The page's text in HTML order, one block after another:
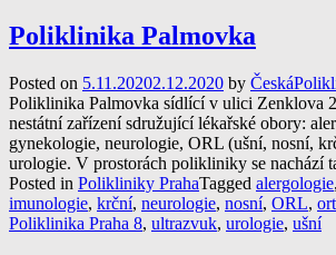
Poliklinika Palmovka
Posted on 5.11.20202.12.2020 by
Poliklinika Palmovka sídlící v ulici Zenklova
nestátní zařízení sdružující lékařské obory:
gynekologie, neurologie, ORL (ušní, nosní,
urologie. V prostorách polikliniky se nachází
Posted in Polikliniky PrahaTagged alergologie,
imunologie, krční, neurologie, nosní, ORL,
Poliklinika Praha 8, ultrazvuk, urologie, ušní